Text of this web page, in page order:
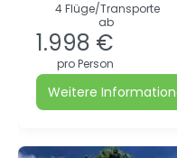
4Flüge/Transporte
ab
1.998 €
pro Person
Weitere